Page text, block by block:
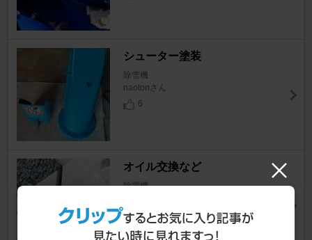
シューター塗装
除雪機
naotonさん
6
オイル交換など
除雪機
9